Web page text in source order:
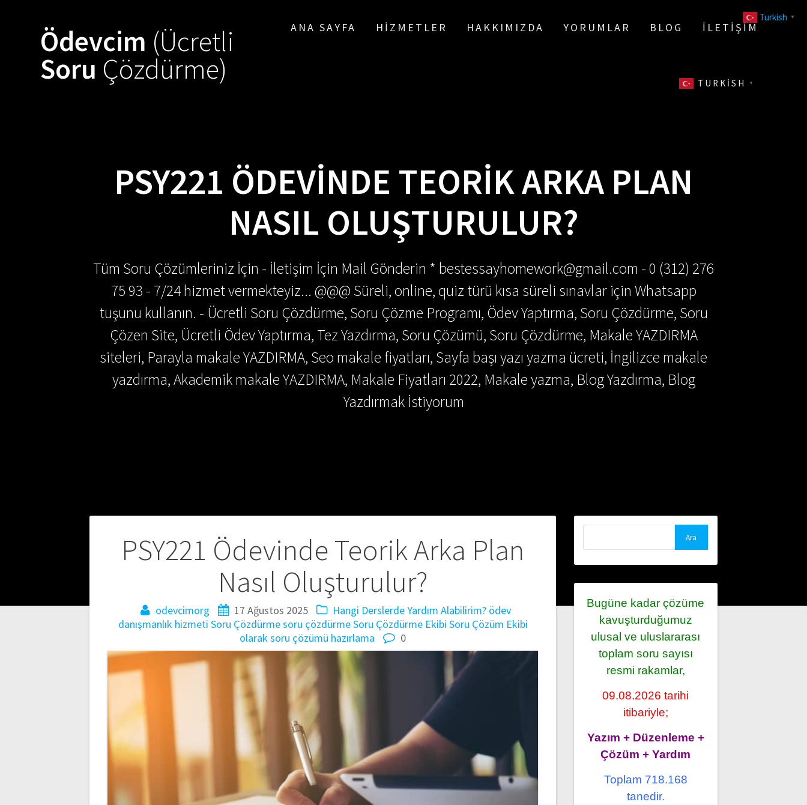
Ödevcim (Ücretli
Soru Çözdürme)
ANA SAYFA HIZMETLER HAKKIMIZDA YORUMLAR BLOG İLETIŞIM
TURKISH ▼
PSY221 ÖDEVINDE TEORIK ARKA PLAN
NASIL OLUŞTURULUR?
Tüm Soru Çözümleriniz İçin - İletişim İçin Mail Gönderin * bestessayhomework@gmail.com - 0 (312) 276
75 93 - 7/24 hizmet vermekteyiz... @@@ Süreli, online, quiz türü kısa süreli sınavlar için Whatsapp
tuşunu kullanın. - Ücretli Soru Çözdürme, Soru Çözme Programı, Ödev Yaptırma, Soru Çözdürme, Soru
Çözen Site, Ücretli Ödev Yaptırma, Tez Yazdırma, Soru Çözümü, Soru Çözdürme, Makale YAZDIRMA
siteleri, Parayla makale YAZDIRMA, Seo makale fiyatları, Sayfa başı yazı yazma ücreti, İngilizce makale
yazdırma, Akademik makale YAZDIRMA, Makale Fiyatları 2022, Makale yazma, Blog Yazdırma, Blog
Yazdırmak İstiyorum
PSY221 Ödevinde Teorik Arka Plan
Nasıl Oluşturulur?
odevcimorg 17 Ağustos 2025 Hangi Derslerde Yardım Alabilirim? ödev
danışmanlık hizmeti Soru Çözdürmesoru çözdürmeSoru Çözdürme Ekibi Soru Çözüm Ekibi
olaraksoru çözümü hazırlama 0
Yazı
Bugüne kadar çözüme
kavuşturduğumuz
ulusal ve uluslararası
toplam soru sayısı
resmi rakamlar,
09.08.2026 tarihi
itibariyle;
Yazım + Düzenleme +
Çözüm + Yardım
Toplam 718.168
tanedir.
Turkish ▼